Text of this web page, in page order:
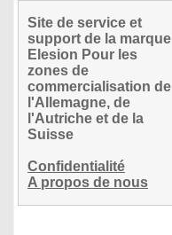
Site de service et
support de la marque
Elesion Pour les
zones de
commercialisation de
l'Allemagne, de
l'Autriche et de la
Suisse
Confidentialité
A propos de nous